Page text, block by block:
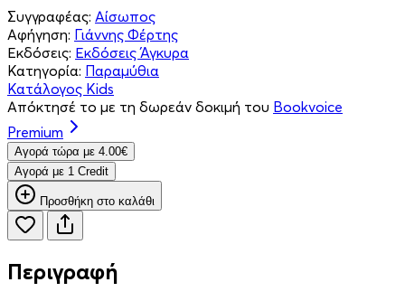
Συγγραφέας: Αίσωπος
Αφήγηση: Γιάννης Φέρτης
Εκδόσεις: Εκδόσεις Άγκυρα
Κατηγορία: Παραμύθια
Κατάλογος Kids
Απόκτησέ το με τη δωρεάν δοκιμή του Bookvoice
Premium
Aγορά τώρα με 4.00€
Aγορά με 1 Credit
Προσθήκη στο καλάθι
Περιγραφή